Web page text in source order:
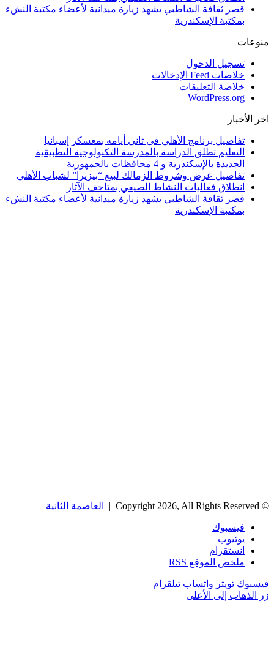
قصر ثقافة الشاطبي يشهد زيارة ميدانية لأعضاء مكتبة النشء
بمكتبة الإسكندرية
منوعات
تسجيل الدخول
خلاصات Feed الإدخالات
خلاصة التعليقات
WordPress.org
اخر الأخبار
تفاصيل برنامج الأهلي في ثاني أيامه بمعسكر إسبانيا
التعليم تطلق الدراسة بالمدرسة التكنولوجية التطبيقية
الجديدة بالإسكندرية و 4 محافظات بالجمهورية
تفاصيل عرض وشروط الزمالك لبيع “بيزيرا” لشباب الأهلي
انطلاق فعاليات النشاط الصيفي بمتاحف الآثار
قصر ثقافة الشاطبي يشهد زيارة ميدانية لأعضاء مكتبة النشء
بمكتبة الإسكندرية
© Copyright 2026, All Rights Reserved | العاصمة الثانية
فيسبوك
يوتيوب
انستقرام
ملخص الموقع RSS
فيسبوك تويتر واتساب تيلقرام
زر الذهاب إلى الأعلى